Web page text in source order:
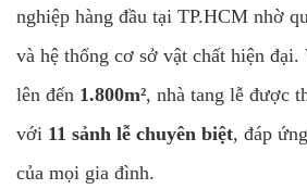
nghiệp hàng đầu tại TP.HCM nhờ
và hệ thống cơ sở vật chất hiện
lên đến 1.800m², nhà tang lễ được
với 11 sảnh lễ chuyên biệt, đáp
của mọi gia đình.